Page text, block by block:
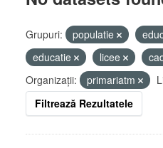
Grupuri: populatie
educatie
licee
Organizații:
primariatm
Filtrează Rezultatele